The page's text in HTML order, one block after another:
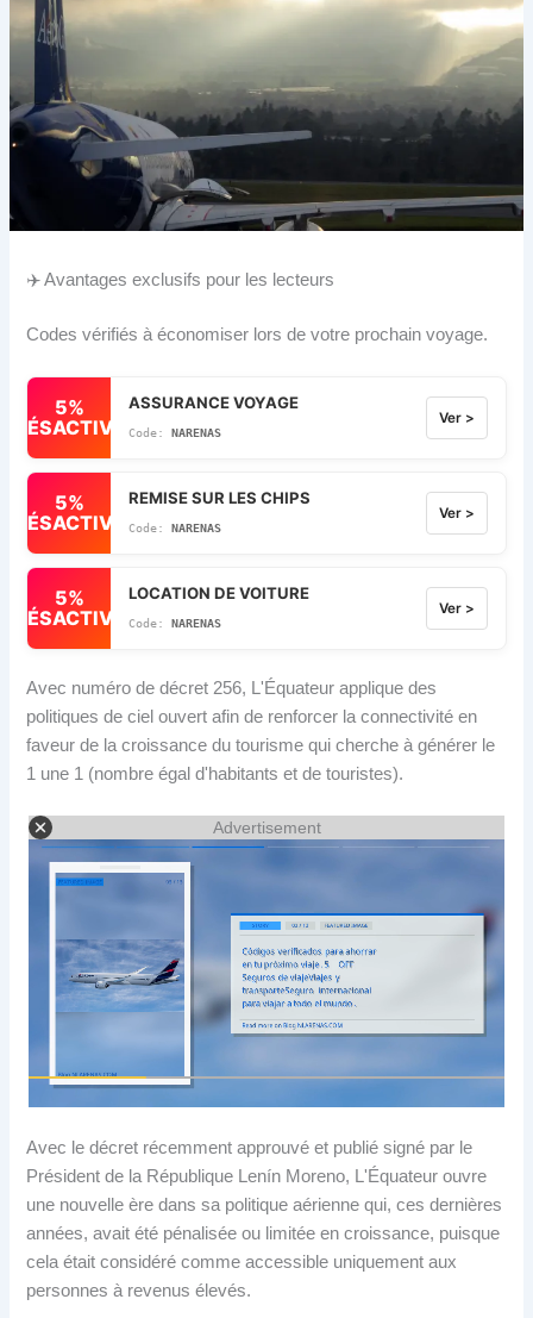
✈️ Avantages exclusifs pour les lecteurs
Codes vérifiés à économiser lors de votre prochain voyage.
5%
DÉSACTIVÉ
ASSURANCE VOYAGE
NARENAS
Ver >
5%
DÉSACTIVÉ
REMISE SUR LES CHIPS
NARENAS
Ver >
5%
DÉSACTIVÉ
LOCATION DE VOITURE
NARENAS
Ver >
Avec numéro de décret 256, L'Équateur applique des
politiques de ciel ouvert afin de renforcer la connectivité en
faveur de la croissance du tourisme qui cherche à générer le
1 une 1 (nombre égal d'habitants et de touristes).
Advertisement
Avec le décret récemment approuvé et publié signé par le
Président de la République Lenín Moreno, L'Équateur ouvre
une nouvelle ère dans sa politique aérienne qui, ces dernières
années, avait été pénalisée ou limitée en croissance, puisque
cela était considéré comme accessible uniquement aux
personnes à revenus élevés.